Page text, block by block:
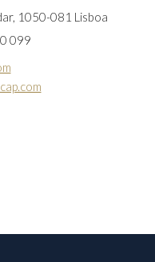
1050-081 Lisboa
099